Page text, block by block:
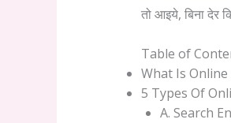
तो आइये, बिना देर
Table of
What Is Online
5 Types Of
A. Search